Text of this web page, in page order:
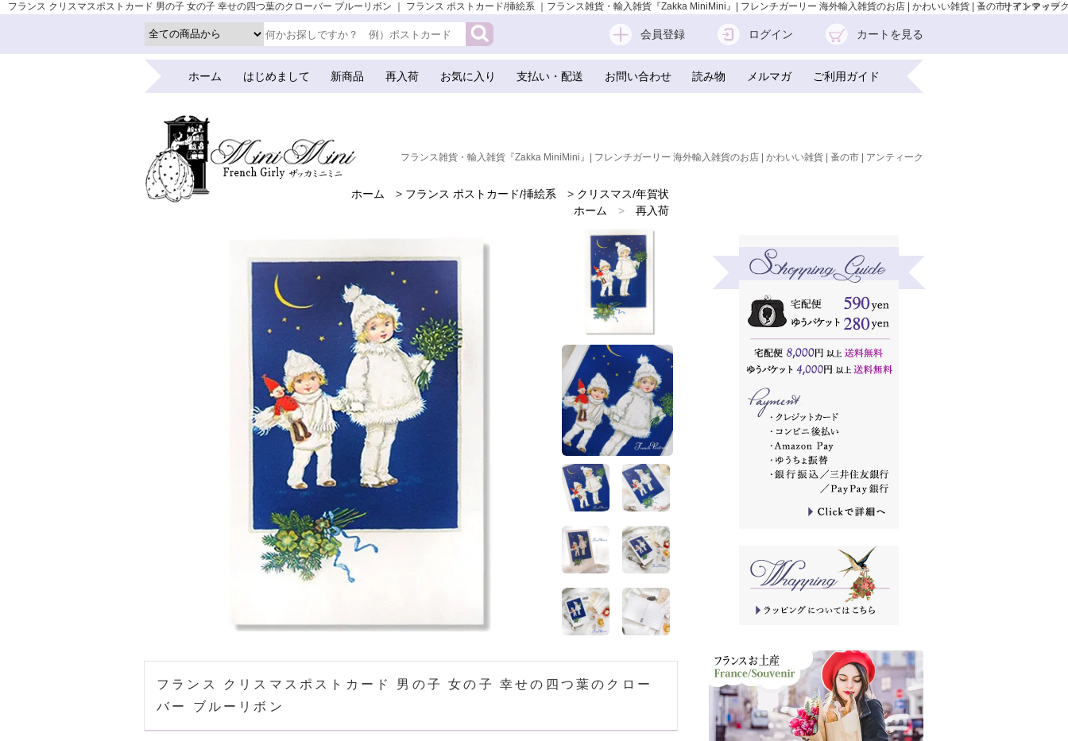
フランス クリスマスポストカード 男の子 女の子 幸せの四つ葉のクローバー ブルーリボン ｜ フランス ポストカード/挿絵系 ｜フランス雑貨・輸入雑貨『Zakka MiniMini』| フレンチガーリー 海外輸入雑貨のお店 | かわいい雑貨 | 蚤の市 | アンティー
サイトマップ
会員登録 ログイン カートを見る
ホーム はじめまして 新商品 再入荷 お気に入り 支払い・配送 お問い合わせ 読み物 メルマガ ご利用ガイド
フランス雑貨・輸入雑貨『Zakka MiniMini』| フレンチガーリー 海外輸入雑貨のお店 | かわいい雑貨 | 蚤の市 | アンティーク
ホーム > フランス ポストカード/挿絵系 > クリスマス/年賀状
ホーム
>
再入荷
ホーム
世界の味わいある紙雑貨
フランスのお土産 スーベニア
クリスマス（Xmas） 輸入 雑貨
かわいい雑貨
>
フレンチ雑貨
フランス ポストカード
ホーム
> フランス 雑貨
フランス クリスマスポストカード 男の子 女の子 幸せの四つ葉のクロー
バー ブルーリボン